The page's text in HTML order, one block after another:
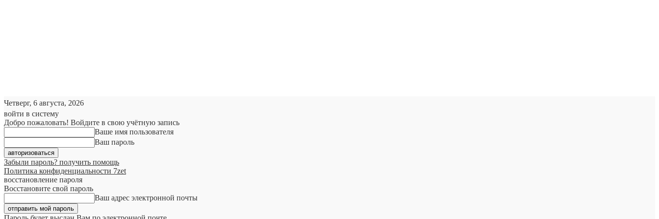
Четверг, 6 августа, 2026
войти в систему
Добро пожаловать! Войдите в свою учётную запись
Ваше имя пользователя
Ваш пароль
Забыли пароль? получить помощь
Политика конфиденциальности 7zet
восстановление пароля
Восстановите свой пароль
Ваш адрес электронной почты